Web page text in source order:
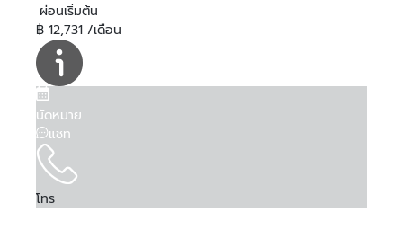
ผ่อนเริ่มต้น
฿ 12,731 /เดือน
นัดหมาย
แชท
โทร